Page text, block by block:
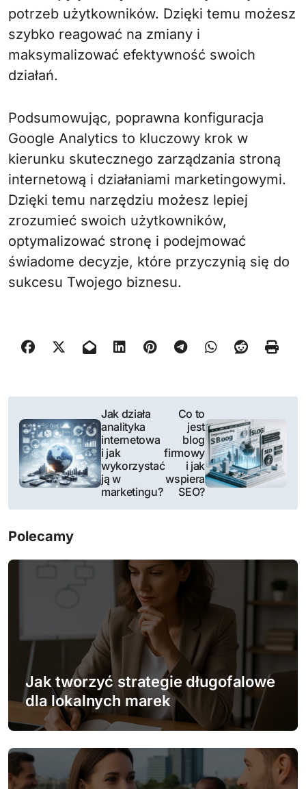
potrzeb użytkowników. Dzięki temu możesz
szybko reagować na zmiany i
maksymalizować efektywność swoich
działań.
Podsumowując, poprawna konfiguracja
Google Analytics to kluczowy krok w
kierunku skutecznego zarządzania stroną
internetową i działaniami marketingowymi.
Dzięki temu narzędziu możesz lepiej
zrozumieć swoich użytkowników,
optymalizować stronę i podejmować
świadome decyzje, które przyczynią się do
sukcesu Twojego biznesu.
w
a
i
s
u
Jak działa
analityka
internetowa
i jak
wykorzystać
ją w
marketingu?
Co to
jest
blog
firmowy
i jak
wspiera
SEO?
Polecamy
Jak tworzyć strategie długofalowe
dla lokalnych marek